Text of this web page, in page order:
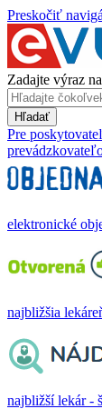
Preskočiť
Zadajte výraz
Hľadať
Pre
elektronické
najbližšia
najbližší lekár -